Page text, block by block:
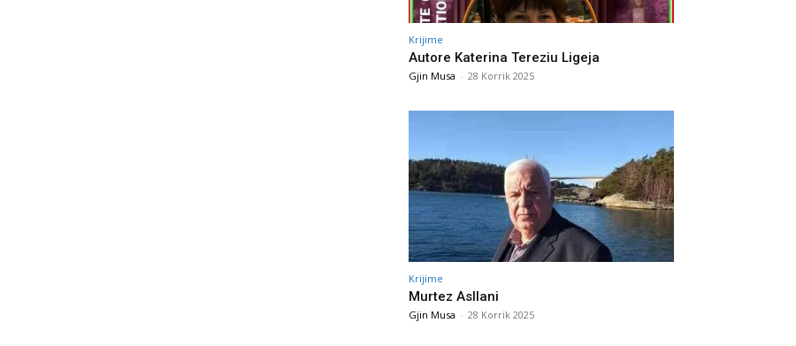
Krijime
Autore Katerina Tereziu Ligeja
Gjin Musa - 28 Korrik 2025
Krijime
Murtez Asllani
Gjin Musa - 28 Korrik 2025